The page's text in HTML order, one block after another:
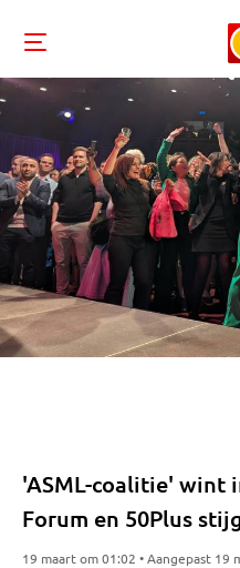
'ASML-coalitie' wint
Forum en 50Plus
19 maart om 01:02 • Aangepast 19